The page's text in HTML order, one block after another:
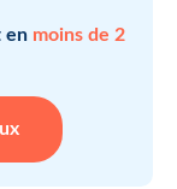
en moins de 2